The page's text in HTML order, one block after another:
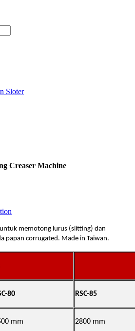
Sloter
Creaser Machine
memotong lurus (slitting) dan
papan corrugated. Made in Taiwan.
80 RSC-85
mm 2800 mm